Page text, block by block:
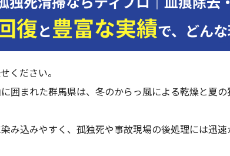
復と豊富な実績で、 どん
ください。
囲まれた群馬県は、冬のからっ風による乾燥と夏
み込みやすく、孤独死や事故現場の後処理には迅